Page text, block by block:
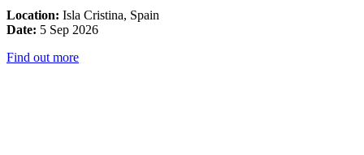
Location: Isla Cristina, Spain
Date: 5 Sep 2026
Find out more